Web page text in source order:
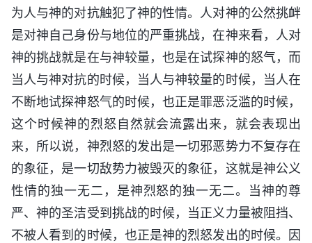
为人与神的对抗触犯了神的性情。人对神的公然挑衅
是对神自己身份与地位的严重挑战，在神来看，人对
神的挑战就是在与神较量，也是在试探神的怒气，而
当人与神对抗的时候，当人与神较量的时候，当人在
不断地试探神怒气的时候，也正是罪恶泛滥的时候，
这个时候神的烈怒自然就会流露出来，就会表现出
来，所以说，神烈怒的发出是一切邪恶势力不复存在
的象征，是一切敌势力被毁灭的象征，这就是神公义
性情的独一无二，是神烈怒的独一无二。当神的尊
严、神的圣洁受到挑战的时候，当正义力量被阻挡、
不被人看到的时候，也正是神的烈怒发出的时候。因